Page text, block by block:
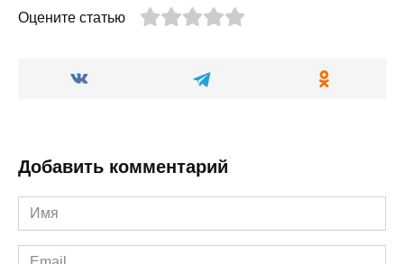
Оцените статью
Добавить комментарий
Имя
*
Email